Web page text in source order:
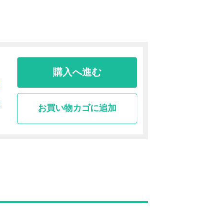
購入へ進む
お買い物カゴに追加